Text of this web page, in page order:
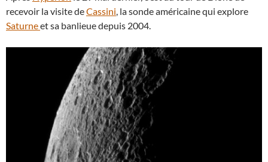
recevoir la visite deCassini, la sonde américaine qui explore
Saturneet sa banlieue depuis 2004.